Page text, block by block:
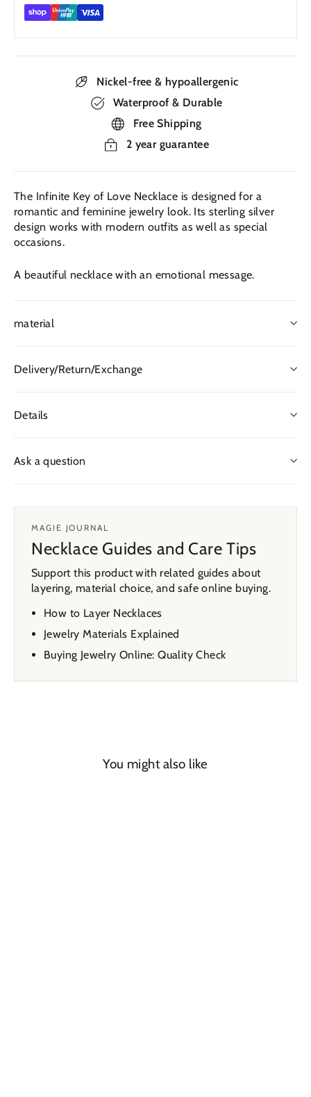
Nickel-free & hypoallergenic
Waterproof & Durable
Free Shipping
2 year guarantee
The Infinite Key of Love Necklace is designed for a
romantic and feminine jewelry look. Its sterling silver
design works with modern outfits as well as special
occasions.
A beautiful necklace with an emotional message.
material
Delivery/Return/Exchange
Details
Ask a question
MAGIE JOURNAL
Necklace Guides and Care Tips
Support this product with related guides about
layering, material choice, and safe online buying.
How to Layer Necklaces
Jewelry Materials Explained
Buying Jewelry Online: Quality Check
You might also like